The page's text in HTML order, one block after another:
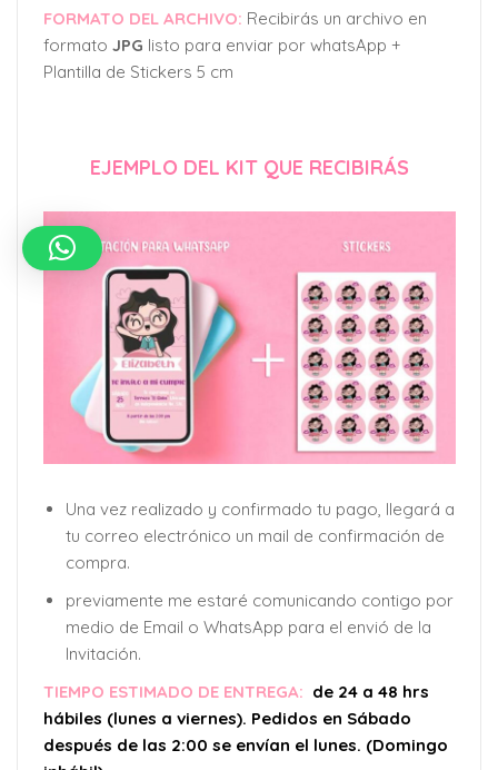
FORMATO DEL ARCHIVO: Recibirás un archivo en
formato JPG listo para enviar por whatsApp +
Plantilla de Stickers 5 cm
EJEMPLO DEL KIT QUE RECIBIRÁS
Una vez realizado y confirmado tu pago, llegará a
tu correo electrónico un mail de confirmación de
compra.
previamente me estaré comunicando contigo por
medio de Email o WhatsApp para el envió de la
Invitación.
TIEMPO ESTIMADO DE ENTREGA: de 24 a 48 hrs
hábiles (lunes a viernes). Pedidos en Sábado
después de las 2:00 se envían el lunes. (Domingo